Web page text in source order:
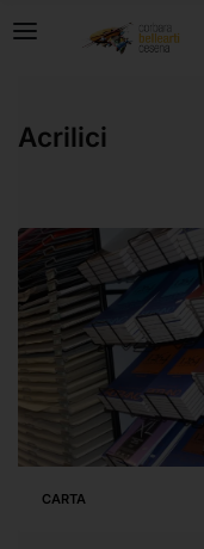
Acrilici
CARTA